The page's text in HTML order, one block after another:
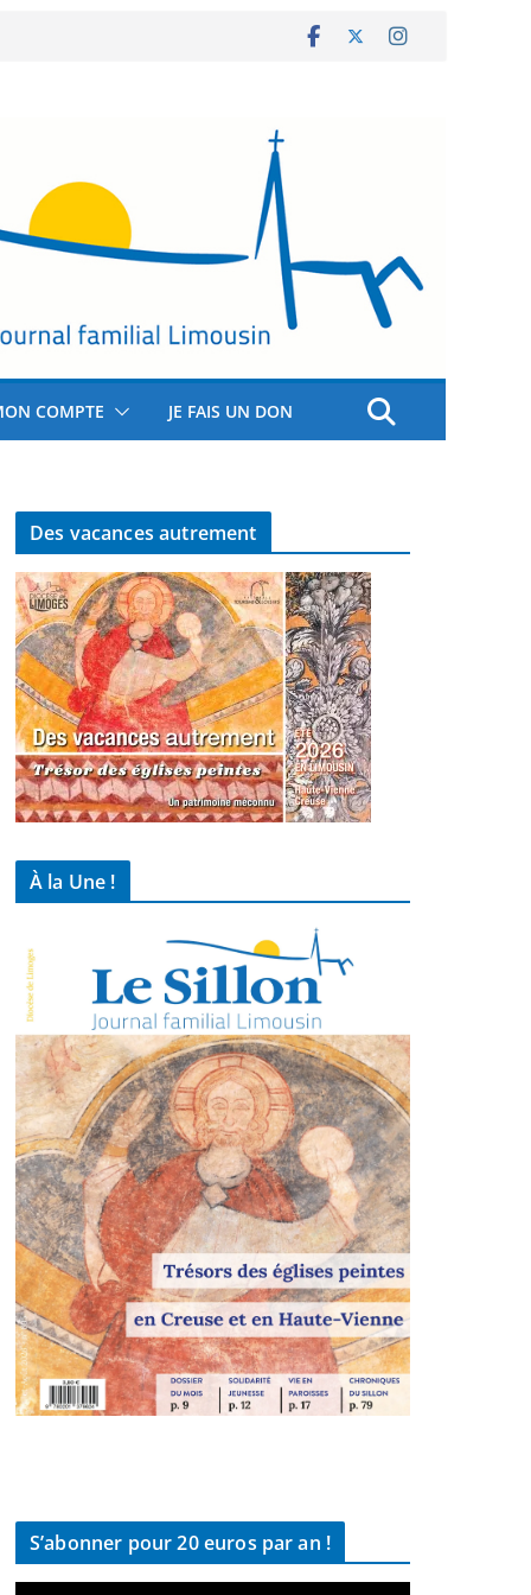
COMPTE JE FAIS UN DON
Des vacances autrement
À la Une !
S’abonner pour 20 euros par an !